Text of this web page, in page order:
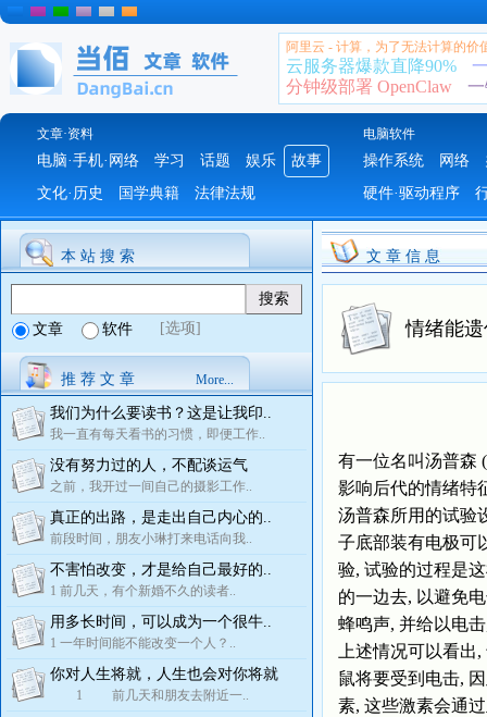
阿里云 - 计算，为了无法计算的价
云服务器爆款直降90%
分钟级部署 OpenClaw
文章·资料 电脑软件
电脑·手机·网络 学习 话题 娱乐
故事
文化·历史
国学典籍 法律法规
操作系统 网络
硬件·驱动程序
本 站 搜 索
文章 软件 [选项]
推 荐 文 章 More...
我们为什么要读书？这是让我印..
我一直有每天看书的习惯，即便工作..
没有努力过的人，不配谈运气
之前，我开过一间自己的摄影工作..
真正的出路，是走出自己内心的..
前段时间，朋友小琳打来电话向我..
不害怕改变，才是给自己最好的..
1 前几天，有个新婚不久的读者..
用多长时间，可以成为一个很牛..
1 一年时间能不能改变一个人？..
你对人生将就，人生也会对你将就
1 前几天和朋友去附近一..
文 章 信 息
情绪能
有一位名叫汤普森
影响后代的情绪特
汤普森所用的试验
子底部装有电极可
验, 试验的过程是
的一边去, 以避免
蜂鸣声, 并给以电
上述情况可以看
鼠将要受到电击,
素, 这些激素会通